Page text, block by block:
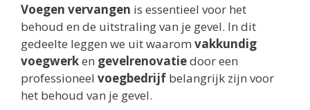
Voegen vervangen is essentieel voor het
behoud en de uitstraling van je gevel. In dit
gedeelte leggen we uit waarom vakkundig
voegwerken gevelrenovatiedoor een
professioneel voegbedrijf belangrijk zijn voor
het behoud van je gevel.